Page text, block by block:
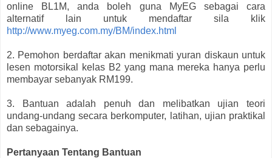
online BL1M, anda boleh guna MyEG sebagai cara
alternatif lain untuk mendaftar sila klik
http://www.myeg.com.my/BM/index.html
2. Pemohon berdaftar akan menikmati yuran diskaun untuk
lesen motorsikal kelas B2 yang mana mereka hanya perlu
membayar sebanyak RM199.
3. Bantuan adalah penuh dan melibatkan ujian teori
undang-undang secara berkomputer, latihan, ujian praktikal
dan sebagainya.
Pertanyaan Tentang Bantuan